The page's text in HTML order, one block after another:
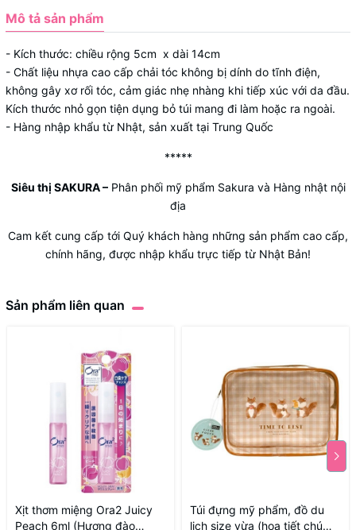
Mô tả sản phẩm
- Kích thước: chiều rộng 5cm x dài 14cm
- Chất liệu nhựa cao cấp chải tóc không bị dính do tĩnh điện,
không gây xơ rối tóc, cảm giác nhẹ nhàng khi tiếp xúc với da đầu.
Kích thước nhỏ gọn tiện dụng bỏ túi mang đi làm hoặc ra ngoài.
- Hàng nhập khẩu từ Nhật, sản xuất tại Trung Quốc
*****
Siêu thị SAKURA –Phân phối mỹ phẩm Sakura và Hàng nhật nội
địa
Cam kết cung cấp tới Quý khách hàng những sản phẩm cao cấp,
chính hãng, được nhập khẩu trực tiếp từ Nhật Bản!
Sản phẩm liên quan
Xịt thơm miệng Ora2 Juicy
Peach 6ml (Hương đào
Túi đựng mỹ phẩm, đồ du
lịch size vừa (họa tiết chú